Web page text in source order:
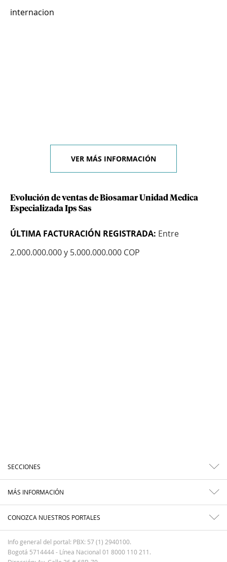
internacion
VER MÁS INFORMACIÓN
Evolución de ventas de Biosamar Unidad Medica
Especializada Ips Sas
ÚLTIMA FACTURACIÓN REGISTRADA: Entre
2.000.000.000 y 5.000.000.000 COP
SECCIONES
MÁS INFORMACIÓN
CONOZCA NUESTROS PORTALES
Info general del portal: PBX: 57 (1) 2940100.
Bogotá 5714444 - Línea Nacional 01 8000 110 211.